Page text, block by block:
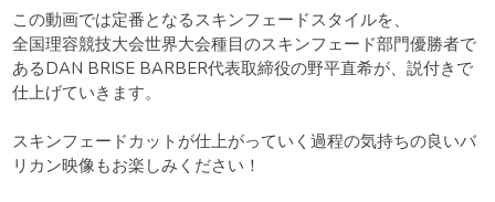
この動画では定番となるスキンフェードスタイルを、
全国理容競技大会世界大会種目のスキンフェード部門優勝者で
あるDAN BRISE BARBER代表取締役の野平直希が、説付きで
仕上げていきます。
スキンフェードカットが仕上がっていく過程の気持ちの良いバ
リカン映像もお楽しみください！